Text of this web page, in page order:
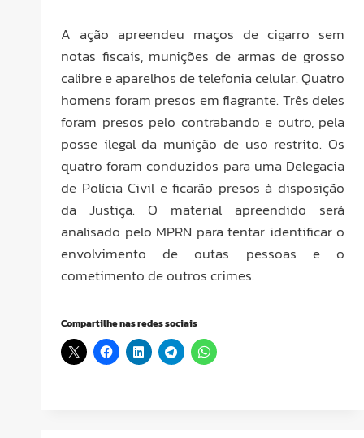
A ação apreendeu maços de cigarro sem
notas fiscais, munições de armas de grosso
calibre e aparelhos de telefonia celular. Quatro
homens foram presos em flagrante. Três deles
foram presos pelo contrabando e outro, pela
posse ilegal da munição de uso restrito. Os
quatro foram conduzidos para uma Delegacia
de Polícia Civil e ficarão presos à disposição
da Justiça. O material apreendido será
analisado pelo MPRN para tentar identificar o
envolvimento de outas pessoas e o
cometimento de outros crimes.
Compartilhe nas redes sociais